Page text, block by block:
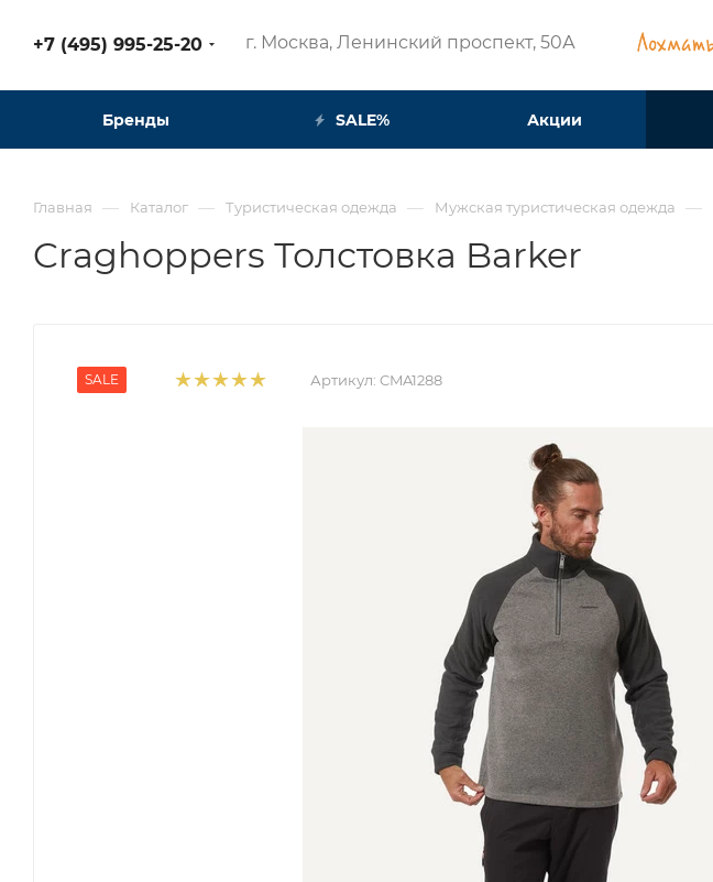
+7 (495) 995-25-20​ г. Москва, Ленинский проспект, 50А​
Бренды SALE% Акции
Главная — Каталог — Туристическая одежда — Мужская туристическая одежда —
Craghoppers Толстовка Barker
SALE Артикул: CMA1288